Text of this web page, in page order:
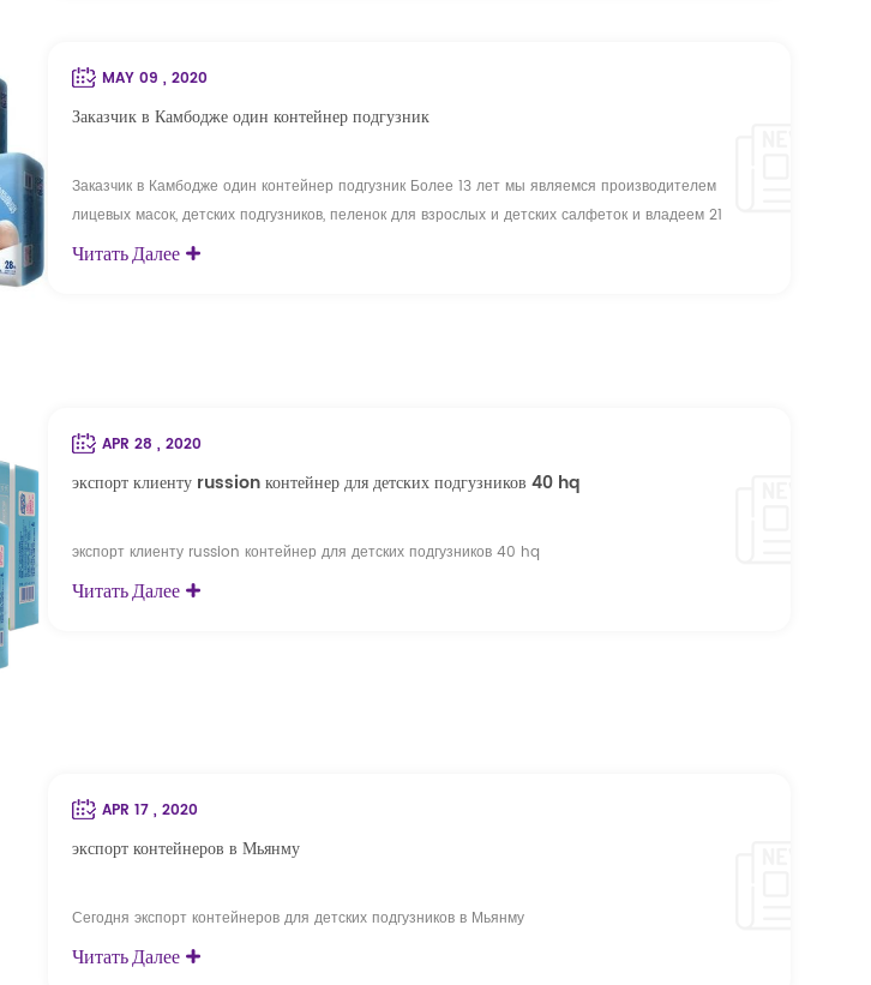
MAY 09 , 2020
Заказчик в Камбодже один контейнер подгузник
Заказчик в Камбодже один контейнер подгузник Более 13 лет мы являемся производителем
лицевых масок, детских подгузников, пеленок для взрослых и детских салфеток и владеем 21
производственной линией. 1) Отдел R & D приветствует вас oem проектов и бесплатный дизайн.
Читать Далее
APR 28 , 2020
экспорт клиенту russion контейнер для детских подгузников 40 hq
экспорт клиенту russion контейнер для детских подгузников 40 hq
Читать Далее
APR 17 , 2020
экспорт контейнеров в Мьянму
Сегодня экспорт контейнеров для детских подгузников в Мьянму
Читать Далее